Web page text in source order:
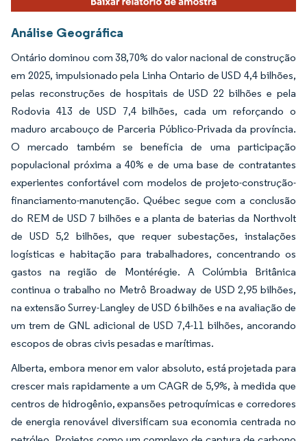
Análise Geográfica
Ontário dominou com 38,70% do valor nacional de construção
em 2025, impulsionado pela Linha Ontario de USD 4,4 bilhões,
pelas reconstruções de hospitais de USD 22 bilhões e pela
Rodovia 413 de USD 7,4 bilhões, cada um reforçando o
maduro arcabouço de Parceria Público-Privada da província.
O mercado também se beneficia de uma participação
populacional próxima a 40% e de uma base de contratantes
experientes confortável com modelos de projeto-construção-
financiamento-manutenção. Québec segue com a conclusão
do REM de USD 7 bilhões e a planta de baterias da Northvolt
de USD 5,2 bilhões, que requer subestações, instalações
logísticas e habitação para trabalhadores, concentrando os
gastos na região de Montérégie. A Colúmbia Britânica
continua o trabalho no Metrô Broadway de USD 2,95 bilhões,
na extensão Surrey-Langley de USD 6 bilhões e na avaliação de
um trem de GNL adicional de USD 7,4-11 bilhões, ancorando
escopos de obras civis pesadas e marítimas.
Alberta, embora menor em valor absoluto, está projetada para
crescer mais rapidamente a um CAGR de 5,9%, à medida que
centros de hidrogênio, expansões petroquímicas e corredores
de energia renovável diversificam sua economia centrada no